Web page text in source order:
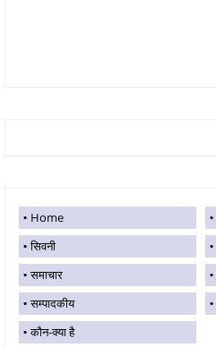
Home
सिवनी
समाचार
सम्पादकीय
कौन-क्या है